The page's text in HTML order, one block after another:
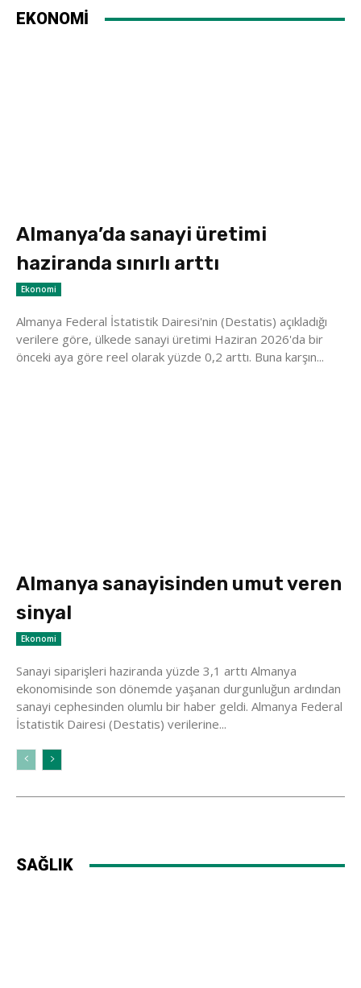
EKONOMİ
Almanya’da sanayi üretimi
haziranda sınırlı arttı
Ekonomi
Almanya Federal İstatistik Dairesi'nin (Destatis) açıkladığı
verilere göre, ülkede sanayi üretimi Haziran 2026'da bir
önceki aya göre reel olarak yüzde 0,2 arttı. Buna karşın...
Almanya sanayisinden umut veren
sinyal
Ekonomi
Sanayi siparişleri haziranda yüzde 3,1 arttı Almanya
ekonomisinde son dönemde yaşanan durgunluğun ardından
sanayi cephesinden olumlu bir haber geldi. Almanya Federal
İstatistik Dairesi (Destatis) verilerine...
SAĞLIK